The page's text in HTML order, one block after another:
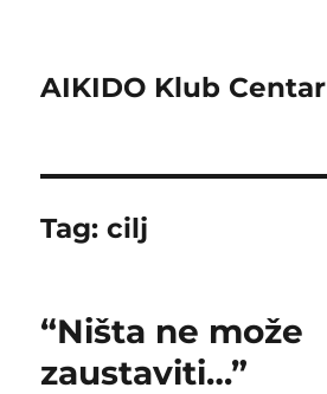
AIKIDO Klub Centar
Tag:cilj
“Ništa ne može
zaustaviti…”